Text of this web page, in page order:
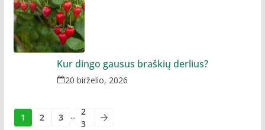
Kur dingo gausus braškių derlius?
20 birželio, 2026
1 2 3 ... 2
3